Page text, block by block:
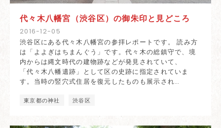
2016-12-05
代々木八幡宮（渋谷区）の御朱印と見どころ
東京都の神社 渋谷区
渋谷区にある代々木八幡宮の参拝レポートです。 読み方
は「よよぎはちまんぐう」です。代々木の総鎮守で、境
内からは縄文時代の建物跡などが発見されていて、
「代々木八幡遺跡」として区の史跡に指定されていま
す。当時の竪穴式住居を復元したものも展示され…